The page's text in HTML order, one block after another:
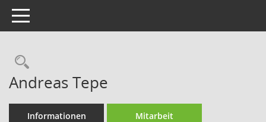
Toggle navigation
Rechercheauswahl
Andreas Tepe
Informationen Mitarbeit